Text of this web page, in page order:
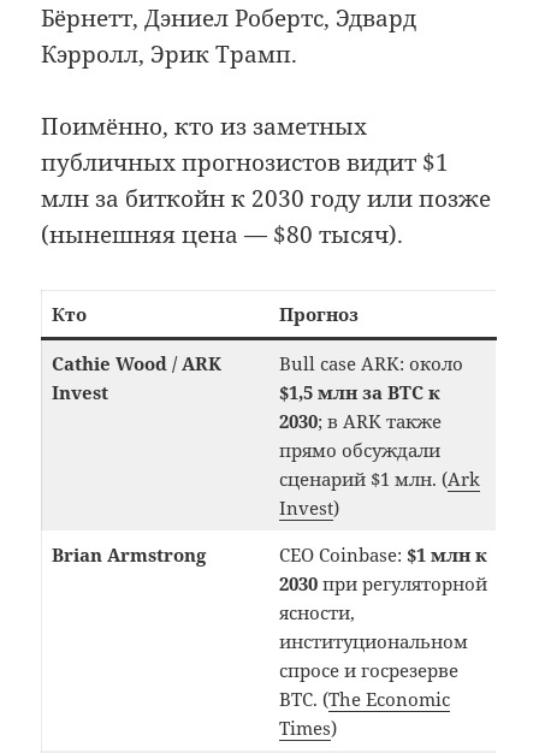
Бёрнетт, Дэниел Робертс, Эдвард
Кэрролл, Эрик Трамп.
Поимённо, кто из заметных
публичных прогнозистов видит $1
млн за биткойн к 2030 году или позже
(нынешняя цена — $80 тысяч).
Кто Прогноз
Cathie Wood / ARK
Invest
Bull case ARK: около
$1,5 млн за BTC к
2030; в ARK также
прямо обсуждали
сценарий $1 млн. (Ark
Invest)
Brian Armstrong
CEO Coinbase: $1 млн к
2030при регуляторной
ясности,
институциональном
спросе и госрезерве
BTC. (The Economic
Times)